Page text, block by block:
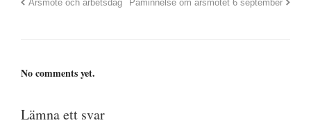
Årsmöte och arbetsdag Påminnelse om årsmötet 6 september
No comments yet.
Lämna ett svar